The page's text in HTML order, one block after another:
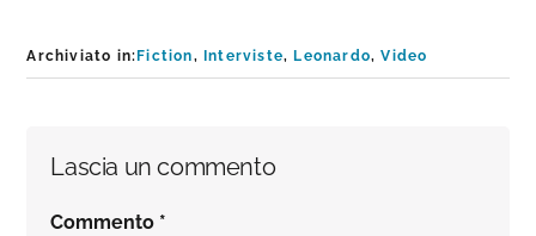
Archiviato in:Fiction,Interviste,Leonardo,Video
Interazioni
del
Lascia un commento
Commento *